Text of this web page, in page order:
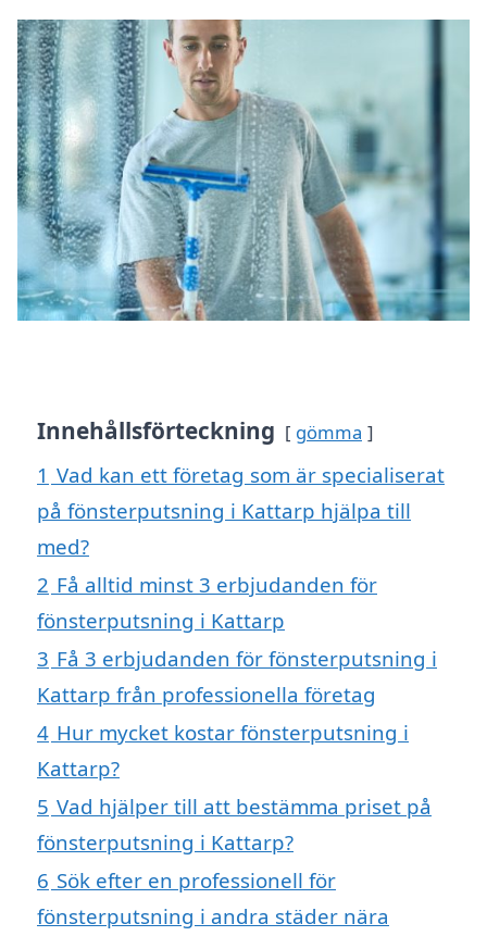
Innehållsförteckning gömma
1 Vad kan ett företag som är specialiserat
på fönsterputsning i Kattarp hjälpa till
med?
2 Få alltid minst 3 erbjudanden för
fönsterputsning i Kattarp
3 Få 3 erbjudanden för fönsterputsning i
Kattarp från professionella företag
4 Hur mycket kostar fönsterputsning i
Kattarp?
5 Vad hjälper till att bestämma priset på
fönsterputsning i Kattarp?
6 Sök efter en professionell för
fönsterputsning i andra städer nära